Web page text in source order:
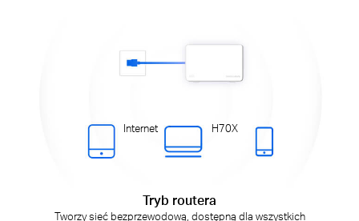
Internet H70X
Tryb routera
Tworzy sieć bezprzewodową, dostępną dla wszystkich